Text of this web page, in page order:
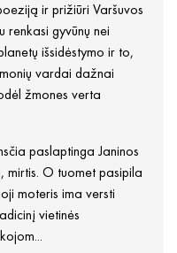
ir prižiūri Varšuvos
renkasi gyvūnų nei
išsidėstymo ir to,
vardai dažnai
žmones verta
paslaptinga Janinos
O tuomet pasipila
moteris ima versti
vietinės